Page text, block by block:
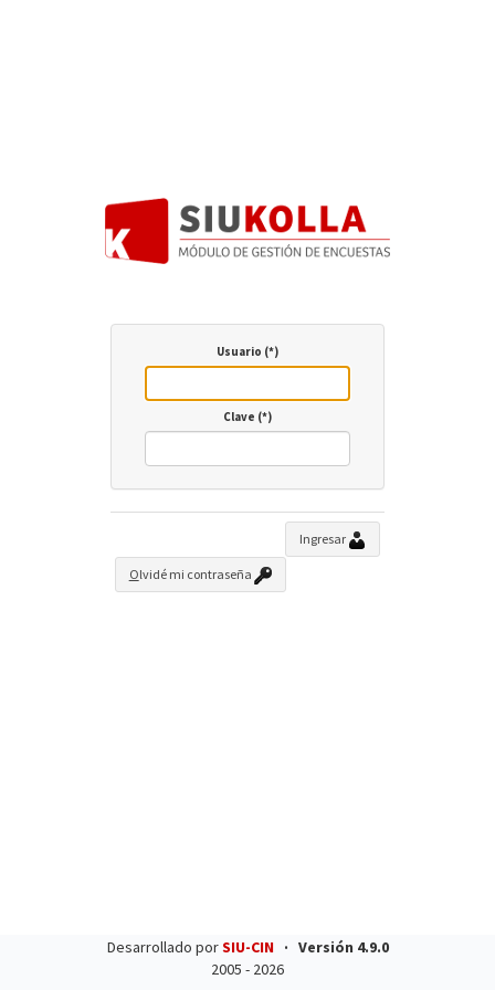
Usuario (*)
Clave (*)
Ingresar
Olvidé mi contraseña
Desarrollado porSIU-CIN· Versión 4.9.0
2005 - 2026